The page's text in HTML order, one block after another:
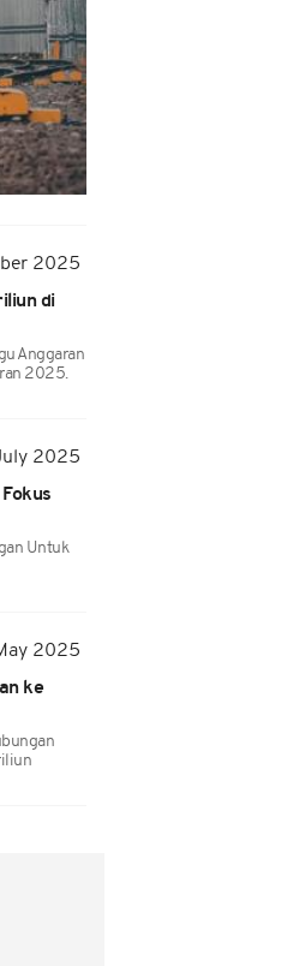
2025
di
Anggaran
2025.
2025
Untuk
2025
ke